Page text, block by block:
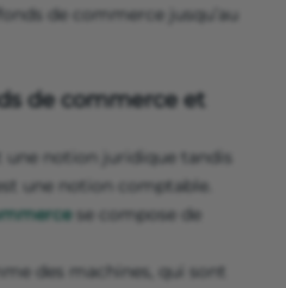
de commerce jusqu’au
de commerce et
une notion juridique tandis
une notion comptable.
se compose de
des machines, qui sont